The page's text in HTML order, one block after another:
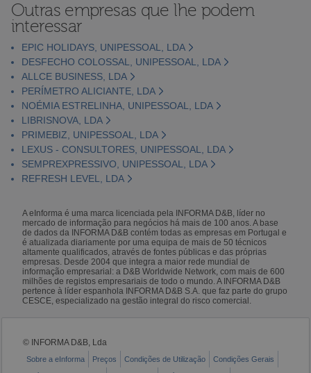
Outras empresas que lhe podem
interessar
EPIC HOLIDAYS, UNIPESSOAL, LDA
DESFECHO COLOSSAL, UNIPESSOAL, LDA
ALLCE BUSINESS, LDA
PERÍMETRO ALICIANTE, LDA
NOÉMIA ESTRELINHA, UNIPESSOAL, LDA
LIBRISNOVA, LDA
PRIMEBIZ, UNIPESSOAL, LDA
LEXUS - CONSULTORES, UNIPESSOAL, LDA
SEMPREXPRESSIVO, UNIPESSOAL, LDA
REFRESH LEVEL, LDA
A eInforma é uma marca licenciada pela INFORMA D&B, líder no
mercado de informação para negócios há mais de 100 anos. A base
de dados da INFORMA D&B contém todas as empresas em Portugal e
é atualizada diariamente por uma equipa de mais de 50 técnicos
altamente qualificados, através de fontes públicas e das próprias
empresas. Desde 2004 que integra a maior rede mundial de
informação empresarial: a D&B Worldwide Network, com mais de 600
milhões de registos empresariais de todo o mundo. A INFORMA D&B
pertence à líder espanhola INFORMA D&B S.A. que faz parte do grupo
CESCE, especializado na gestão integral do risco comercial.
© INFORMA D&B, Lda
Sobre a eInforma Preços Condições de Utilização
Condições Gerais